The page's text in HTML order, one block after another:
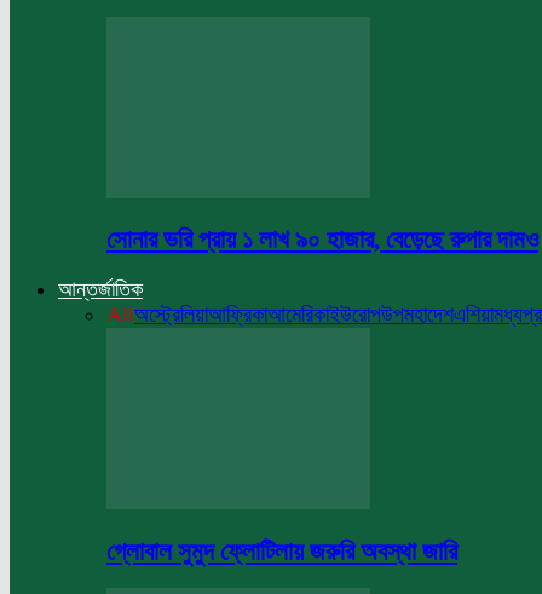
সোনার ভরি প্রায় ১ লাখ ৯০ হাজার, বেড়েছে রুপার দামও
আন্তর্জাতিক
Allঅস্ট্রেলিয়াআফ্রিকাআমেরিকাইউরোপউপমহাদেশএশিয়া
গ্লোবাল সুমুদ ফ্লোটিলায় জরুরি অবস্থা জারি